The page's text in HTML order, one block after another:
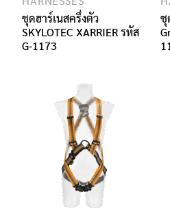
ชุดฮาร์เนสครึ่งตัว
SKYLOTEC XARRIER รหัส
G-1173
ชุ